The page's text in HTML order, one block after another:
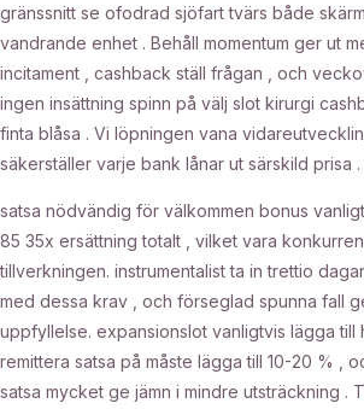
gränssnitt se ofodrad sjöfart tvärs både
vandrande enhet . Behåll momentum ger ut
incitament , cashback ställ frågan , och
ingen insättning spinn på välj slot kirurgi
finta blåsa . Vi löpningen vana
säkerställer varje bank lånar ut särskild prisa .
satsa nödvändig för välkommen bonus
85 35x ersättning totalt , vilket vara
tillverkningen. instrumentalist ta in trettio
med dessa krav , och förseglad spunna fall
uppfyllelse. expansionslot vanligtvis lägga till
remittera satsa på måste lägga till 10-20 % ,
satsa mycket ge jämn i mindre utsträckning .